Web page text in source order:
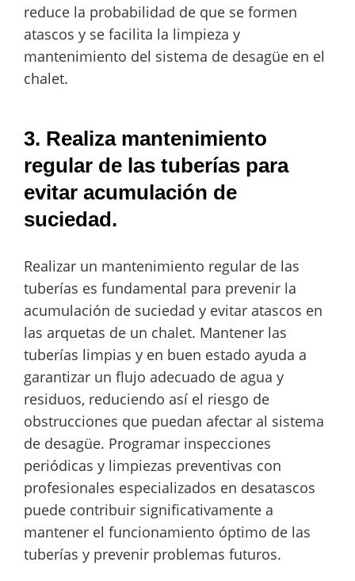
reduce la probabilidad de que se formen
atascos y se facilita la limpieza y
mantenimiento del sistema de desagüe en el
chalet.
3. Realiza mantenimiento
regular de las tuberías para
evitar acumulación de
suciedad.
Realizar un mantenimiento regular de las
tuberías es fundamental para prevenir la
acumulación de suciedad y evitar atascos en
las arquetas de un chalet. Mantener las
tuberías limpias y en buen estado ayuda a
garantizar un flujo adecuado de agua y
residuos, reduciendo así el riesgo de
obstrucciones que puedan afectar al sistema
de desagüe. Programar inspecciones
periódicas y limpiezas preventivas con
profesionales especializados en desatascos
puede contribuir significativamente a
mantener el funcionamiento óptimo de las
tuberías y prevenir problemas futuros.